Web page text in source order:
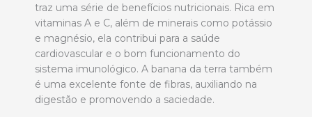
traz uma série de benefícios nutricionais. Rica em
vitaminas A e C, além de minerais como potássio
e magnésio, ela contribui para a saúde
cardiovascular e o bom funcionamento do
sistema imunológico. A banana da terra também
é uma excelente fonte de fibras, auxiliando na
digestão e promovendo a saciedade.